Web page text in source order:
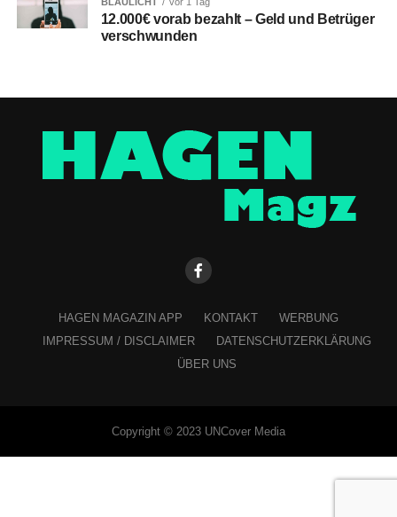
12.000€ vorab bezahlt – Geld und Betrüger
verschwunden
HAGEN MAGAZIN APP KONTAKT
WERBUNG
IMPRESSUM / DISCLAIMER
DATENSCHUTZERKLÄRUNG
ÜBER UNS
Copyright © 2023 UNCover Media